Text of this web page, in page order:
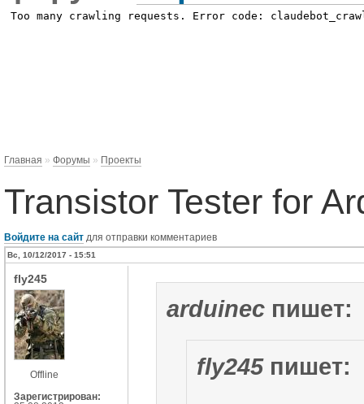
Главная » Форумы » Проекты
Transistor Tester for
Войдите на сайт для отправки комментариев
Вс, 10/12/2017 - 15:51
fly245
Offline
Зарегистрирован:
arduinec пишет:
fly245пишет: